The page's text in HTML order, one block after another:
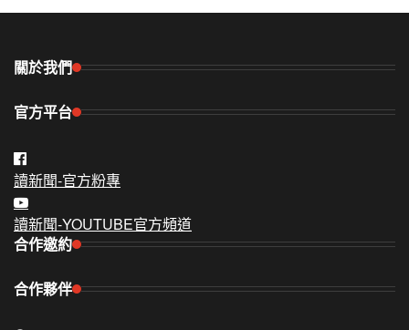
關於我們
官方平台
讀新聞-官方粉專
讀新聞-YOUTUBE官方頻道
合作邀約
合作夥伴